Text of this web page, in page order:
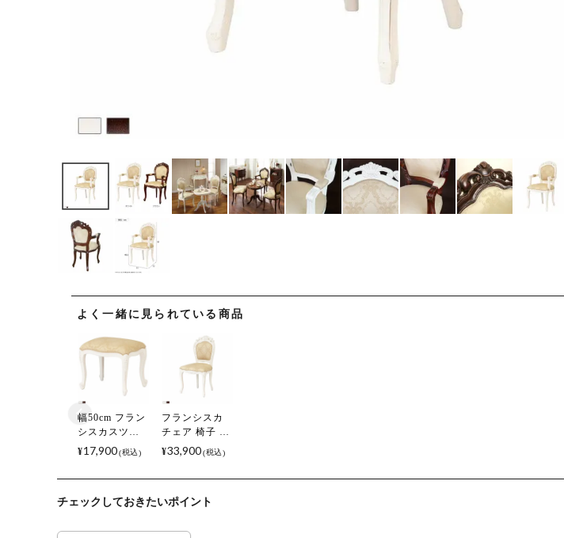
よく一緒に見られている商品
幅50cm フラン
シスカスツー
ル スツール 天
然木 ラッカー
脚 アンティー
ン レトロ イン
¥17,900 税込
フランシスカ
チェア 椅子 肘
無し 天然木 ラ
ッカー塗装 手
ティーク ヨー
ロ インテリア
¥33,900 税込
チェックしておきたいポイント